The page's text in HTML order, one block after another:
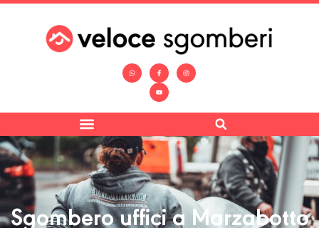
Sgombero uffici a Marzabotto